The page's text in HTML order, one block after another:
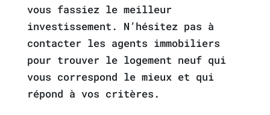
vous fassiez le meilleur
investissement. N’hésitez pas à
contacter les agents immobiliers
pour trouver le logement neuf qui
vous correspond le mieux et qui
répond à vos critères.